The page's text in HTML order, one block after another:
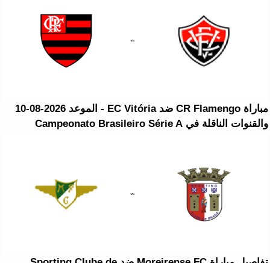
مباراة CR Flamengo ضد EC Vitória - الموعد 2026-08-10
والقنوات الناقلة في Campeonato Brasileiro Série A